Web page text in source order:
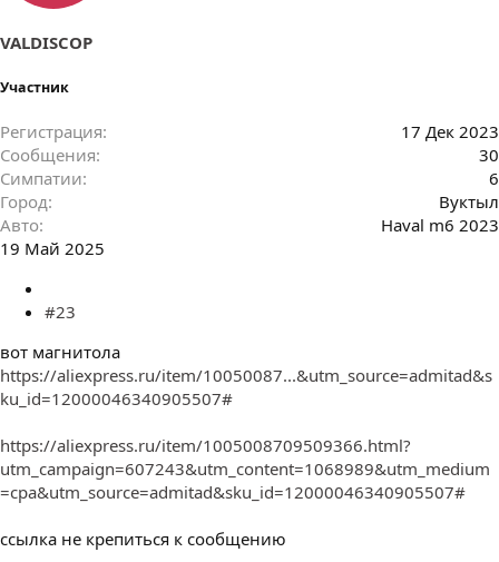
VALDISCOP
Участник
Регистрация
17 Дек 2023
Сообщения
30
Симпатии
6
Город
Вуктыл
Авто
Haval m6 2023
19 Май 2025
#23
вот магнитола
https://aliexpress.ru/item/10050087...&utm_source=admitad&s
ku_id=12000046340905507#
https://aliexpress.ru/item/1005008709509366.html?
utm_campaign=607243&utm_content=1068989&utm_medium
=cpa&utm_source=admitad&sku_id=12000046340905507#
ссылка не крепиться к сообщению